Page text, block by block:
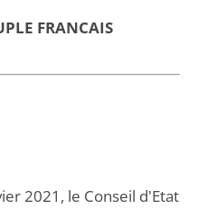
FRANCAIS
2021, le Conseil d'Etat